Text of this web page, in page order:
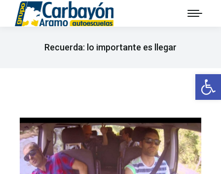
Recuerda: lo importante es llegar